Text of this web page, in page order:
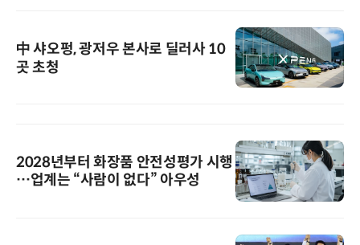
中 샤오펑, 광저우 본사로 딜러사 10
곳 초청
2028년부터 화장품 안전성평가 시행
…업계는 “사람이 없다” 아우성